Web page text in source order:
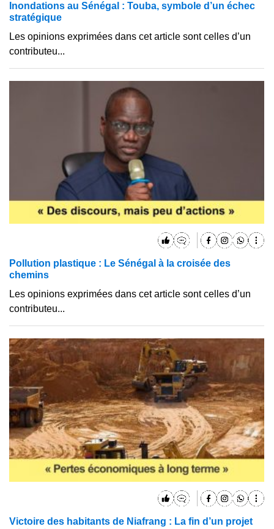
Inondations au Sénégal : Touba, symbole d’un échec
stratégique
Les opinions exprimées dans cet article sont celles d’un
contributeu...
Pollution plastique : Le Sénégal à la croisée des
chemins
Les opinions exprimées dans cet article sont celles d’un
contributeu...
Victoire des habitants de Niafrang : La fin d’un projet